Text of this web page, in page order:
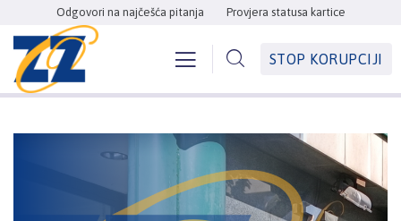
Odgovori na najčešća pitanja Provjera statusa kartice
STOP KORUPCIJI